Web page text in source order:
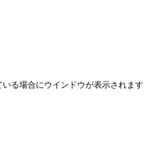
る場合にウインドウが表示されます